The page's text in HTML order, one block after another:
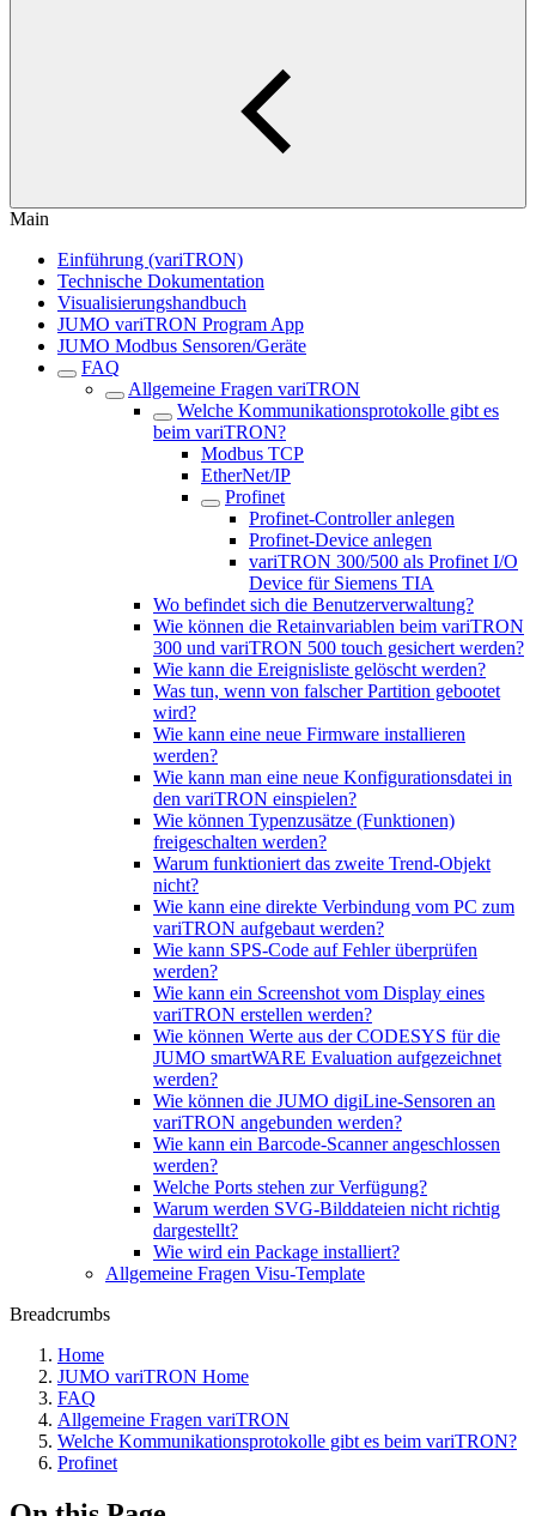
Main
Einführung (variTRON)
Technische Dokumentation
Visualisierungshandbuch
JUMO variTRON Program App
JUMO Modbus Sensoren/Geräte
FAQ
Allgemeine Fragen variTRON
Welche Kommunikationsprotokolle gibt es
beim variTRON?
Modbus TCP
EtherNet/IP
Profinet
Profinet-Controller anlegen
Profinet-Device anlegen
variTRON 300/500 als Profinet I/O
Device für Siemens TIA
Wo befindet sich die Benutzerverwaltung?
Wie können die Retainvariablen beim variTRON
300 und variTRON 500 touch gesichert werden?
Wie kann die Ereignisliste gelöscht werden?
Was tun, wenn von falscher Partition gebootet
wird?
Wie kann eine neue Firmware installieren
werden?
Wie kann man eine neue Konfigurationsdatei in
den variTRON einspielen?
Wie können Typenzusätze (Funktionen)
freigeschalten werden?
Warum funktioniert das zweite Trend-Objekt
nicht?
Wie kann eine direkte Verbindung vom PC zum
variTRON aufgebaut werden?
Wie kann SPS-Code auf Fehler überprüfen
werden?
Wie kann ein Screenshot vom Display eines
variTRON erstellen werden?
Wie können Werte aus der CODESYS für die
JUMO smartWARE Evaluation aufgezeichnet
werden?
Wie können die JUMO digiLine-Sensoren an
variTRON angebunden werden?
Wie kann ein Barcode-Scanner angeschlossen
werden?
Welche Ports stehen zur Verfügung?
Warum werden SVG-Bilddateien nicht richtig
dargestellt?
Wie wird ein Package installiert?
Allgemeine Fragen Visu-Template
Breadcrumbs
Home
JUMO variTRON Home
FAQ
Allgemeine Fragen variTRON
Welche Kommunikationsprotokolle gibt es beim variTRON?
Profinet